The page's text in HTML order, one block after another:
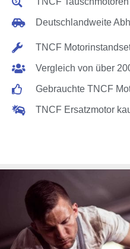
Deutschlandweite
TNCF
Vergleich von über
Gebrauchte TNCF
TNCF Ersatzmotor